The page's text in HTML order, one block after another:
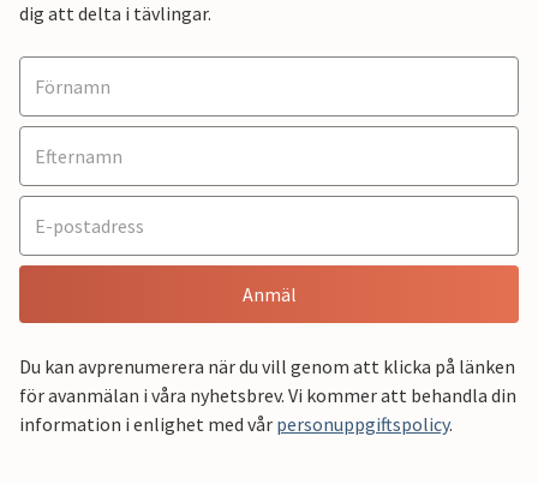
dig att delta i tävlingar.
Anmäl
Du kan avprenumerera när du vill genom att klicka på länken
för avanmälan i våra nyhetsbrev. Vi kommer att behandla din
information i enlighet med vår personuppgiftspolicy.